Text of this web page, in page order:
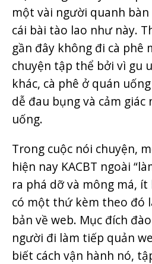
một vài người quanh
cái bài tào lao như này.
gần đây không đi cà phê
chuyện tập thể bởi vì gu
khác, cà phê ở quán
dễ đau bụng và cảm
uống.
Trong cuộc nói chuyện,
hiện nay KACBT ngoài
ra phá dỡ và mông má,
có một thứ kèm theo đó
bản về web. Mục đích
người đi làm tiếp quản
biết cách vận hành nó,